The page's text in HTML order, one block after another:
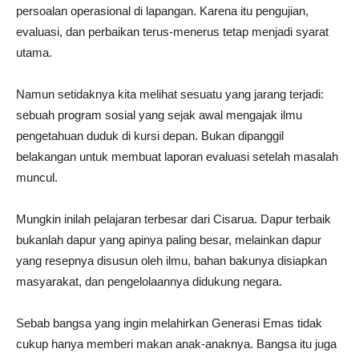
persoalan operasional di lapangan. Karena itu pengujian,
evaluasi, dan perbaikan terus-menerus tetap menjadi syarat
utama.
Namun setidaknya kita melihat sesuatu yang jarang terjadi:
sebuah program sosial yang sejak awal mengajak ilmu
pengetahuan duduk di kursi depan. Bukan dipanggil
belakangan untuk membuat laporan evaluasi setelah masalah
muncul.
Mungkin inilah pelajaran terbesar dari Cisarua. Dapur terbaik
bukanlah dapur yang apinya paling besar, melainkan dapur
yang resepnya disusun oleh ilmu, bahan bakunya disiapkan
masyarakat, dan pengelolaannya didukung negara.
Sebab bangsa yang ingin melahirkan Generasi Emas tidak
cukup hanya memberi makan anak-anaknya. Bangsa itu juga